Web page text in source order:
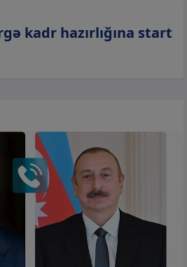
kadr hazırlığına start